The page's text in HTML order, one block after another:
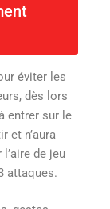
la
sont
éviter les
dès lors
entrer sur le
et n’aura
de jeu
attaques.